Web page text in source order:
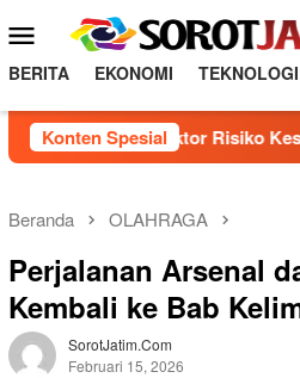
o
a
e
u
M
b
l
e
BERITA EKONOMI TEKNOLOGI
Konten Spesial
5 Faktor Risiko Kesehatan
Beranda OLAHRAGA
Perjalanan Arsenal
Kembali ke Bab
SorotJatim.com
Februari 15, 2026